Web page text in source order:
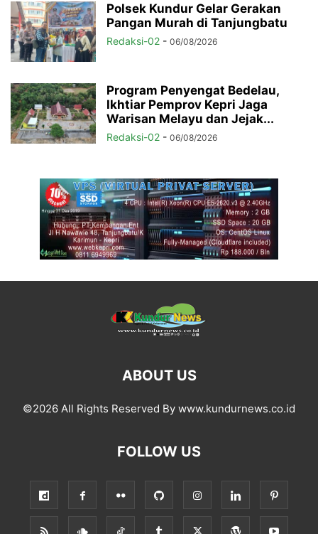
Polsek Kundur Gelar Gerakan
Pangan Murah di Tanjungbatu
Redaksi-02 - 06/08/2026
Program Penyengat Bedelau,
Ikhtiar Pemprov Kepri Jaga
Warisan Melayu dan Jejak...
Redaksi-02 - 06/08/2026
ABOUT US
©2026 All Rights Reserved By www.kundurnews.co.id
FOLLOW US